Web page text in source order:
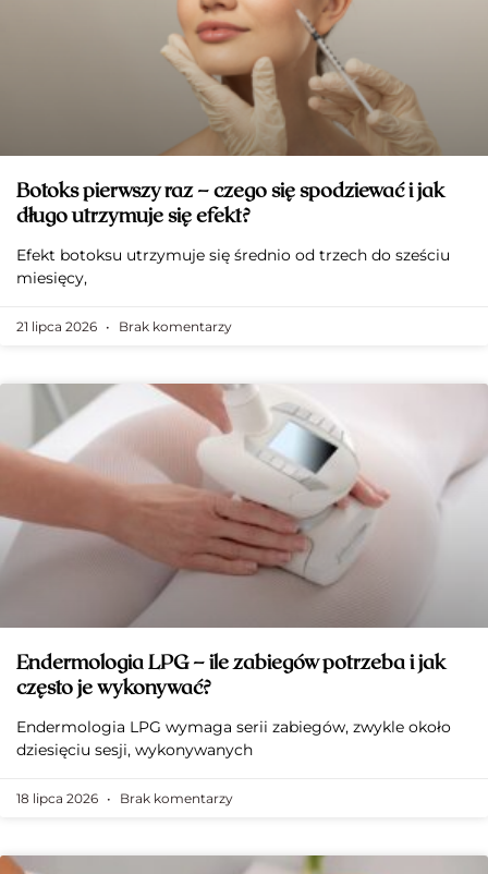
Botoks pierwszy raz – czego się spodziewać i jak
długo utrzymuje się efekt?
Efekt botoksu utrzymuje się średnio od trzech do sześciu
miesięcy,
21 lipca 2026 Brak komentarzy
Endermologia LPG – ile zabiegów potrzeba i jak
często je wykonywać?
Endermologia LPG wymaga serii zabiegów, zwykle około
dziesięciu sesji, wykonywanych
18 lipca 2026 Brak komentarzy